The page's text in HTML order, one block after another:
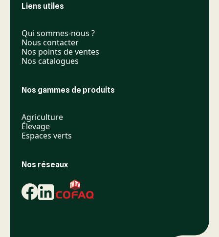
Liens utiles
Qui sommes-nous ?
Nous contacter
Nos points de ventes
Nos catalogues
Nos gammes de produits
Agriculture
Élevage
Espaces verts
Nos réseaux